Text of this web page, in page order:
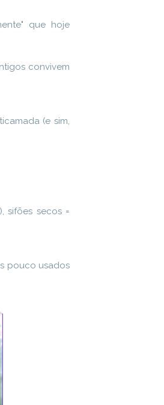
que hoje
convivem
(e sim,
sifões secos =
pouco usados